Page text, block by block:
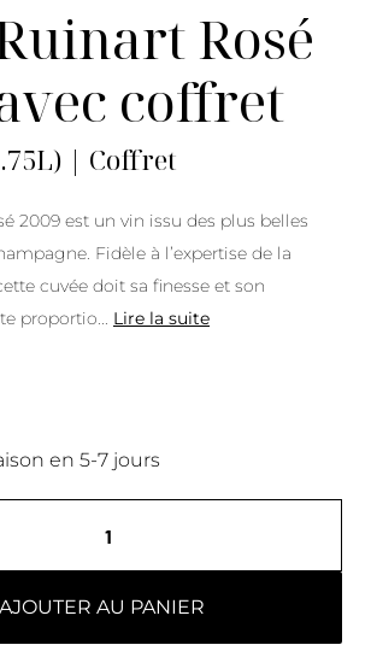
Rosé
coffret
| Coffret
2009 est un vin issu des plus belles
Fidèle à l’expertise de la
cuvée doit sa finesse et son
proportio
Lire la suite
en 5-7 jours
AJOUTER AU PANIER